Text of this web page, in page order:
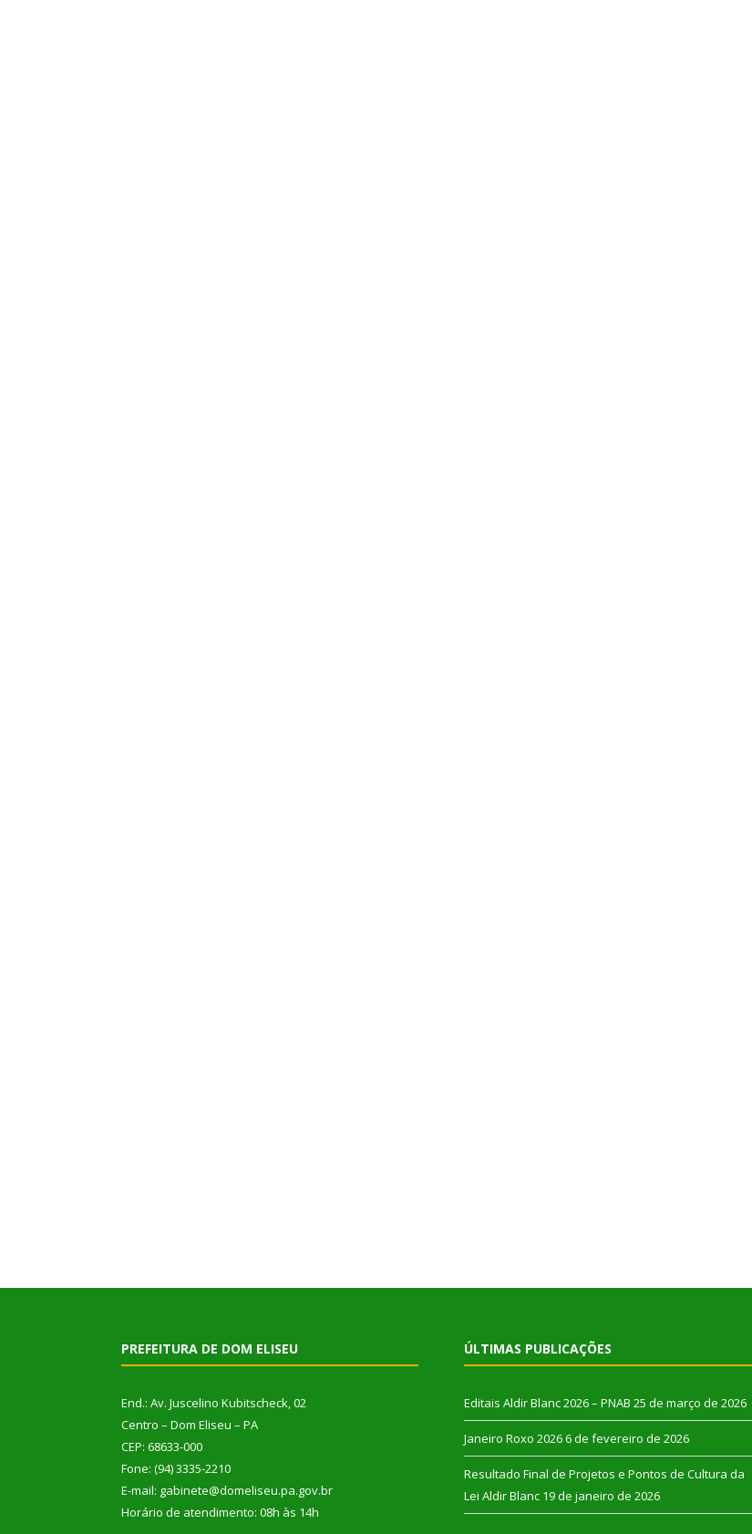
PREFEITURA DE DOM ELISEU
End.: Av. Juscelino Kubitscheck, 02
Centro – Dom Eliseu – PA
CEP: 68633-000
Fone: (94) 3335-2210
E-mail: gabinete@domeliseu.pa.gov.br
Horário de atendimento: 08h às 14h
ÚLTIMAS PUBLICAÇÕES
Editais Aldir Blanc 2026 – PNAB 25 de março de 2026
Janeiro Roxo 2026 6 de fevereiro de 2026
Resultado Final de Projetos e Pontos de Cultura da
Lei Aldir Blanc 19 de janeiro de 2026